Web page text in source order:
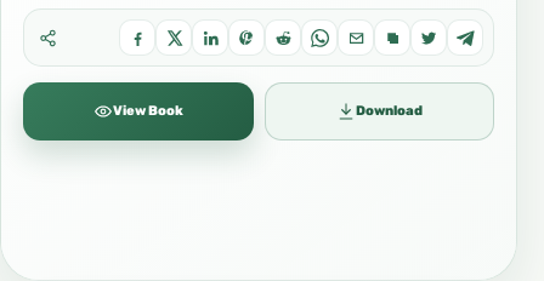
View Book Download